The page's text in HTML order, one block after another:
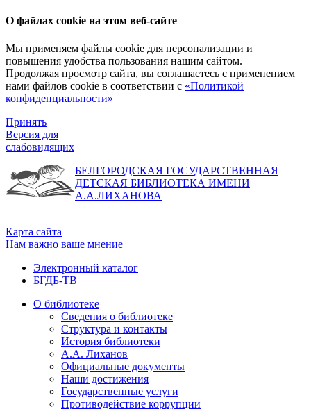
О файлах cookie на этом веб-сайте
Мы применяем файлы cookie для персонализации и
повышения удобства пользования нашим сайтом.
Продолжая просмотр сайта, вы соглашаетесь с применением
нами файлов cookie в соответствии с «Политикой
конфиденциальности»
Принять
Версия для
слабовидящих
БЕЛГОРОДСКАЯ ГОСУДАРСТВЕННАЯ
ДЕТСКАЯ БИБЛИОТЕКА ИМЕНИ
А.А.ЛИХАНОВА
Карта сайта
Нам важно ваше мнение
Электронный каталог
БГДБ-ТВ
О библиотеке
Сведения о библиотеке
Структура и контакты
История библиотеки
А.А. Лиханов
Официальные документы
Наши достижения
Государственные услуги
Противодействие коррупции